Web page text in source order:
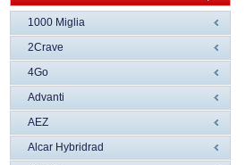
1000 Miglia
2Crave
4Go
Advanti
AEZ
Alcar Hybridrad